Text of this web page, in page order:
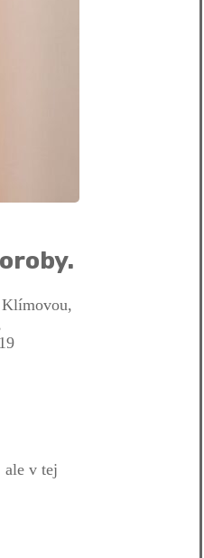
Klímovou,
ale v tej